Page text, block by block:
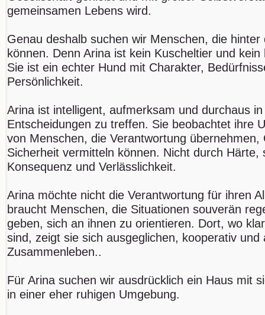
gemeinsamen Lebens wird.
Genau deshalb suchen wir Menschen, die
können. Denn Arina ist kein Kuscheltier und
Sie ist ein echter Hund mit Charakter,
Persönlichkeit.
Arina ist intelligent, aufmerksam und durchaus
Entscheidungen zu treffen. Sie beobachtet ihre
von Menschen, die Verantwortung
Sicherheit vermitteln können. Nicht durch Härte,
Konsequenz und Verlässlichkeit.
Arina möchte nicht die Verantwortung für ihren
braucht Menschen, die Situationen souverän
geben, sich an ihnen zu orientieren. Dort, wo
sind, zeigt sie sich ausgeglichen, kooperativ und
Zusammenleben..
Für Arina suchen wir ausdrücklich ein Haus mit
in einer eher ruhigen Umgebung.